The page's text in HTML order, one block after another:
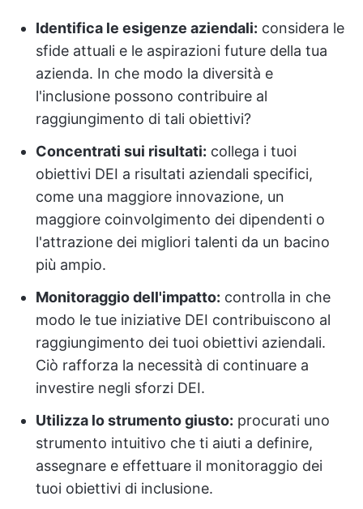
Identifica le esigenze aziendali: considera le
sfide attuali e le aspirazioni future della tua
azienda. In che modo la diversità e
l'inclusione possono contribuire al
raggiungimento di tali obiettivi?
Concentrati sui risultati: collega i tuoi
obiettivi DEI a risultati aziendali specifici,
come una maggiore innovazione, un
maggiore coinvolgimento dei dipendenti o
l'attrazione dei migliori talenti da un bacino
più ampio.
Monitoraggio dell'impatto: controlla in che
modo le tue iniziative DEI contribuiscono al
raggiungimento dei tuoi obiettivi aziendali.
Ciò rafforza la necessità di continuare a
investire negli sforzi DEI.
Utilizza lo strumento giusto: procurati uno
strumento intuitivo che ti aiuti a definire,
assegnare e effettuare il monitoraggio dei
tuoi obiettivi di inclusione.